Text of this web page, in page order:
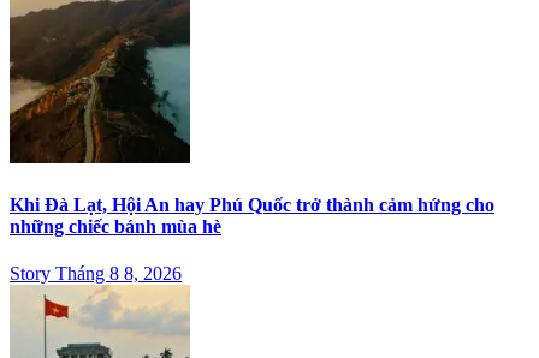
Khi Đà Lạt, Hội An hay Phú Quốc trở thành cảm hứng cho
những chiếc bánh mùa hè
Story Tháng 8 8, 2026